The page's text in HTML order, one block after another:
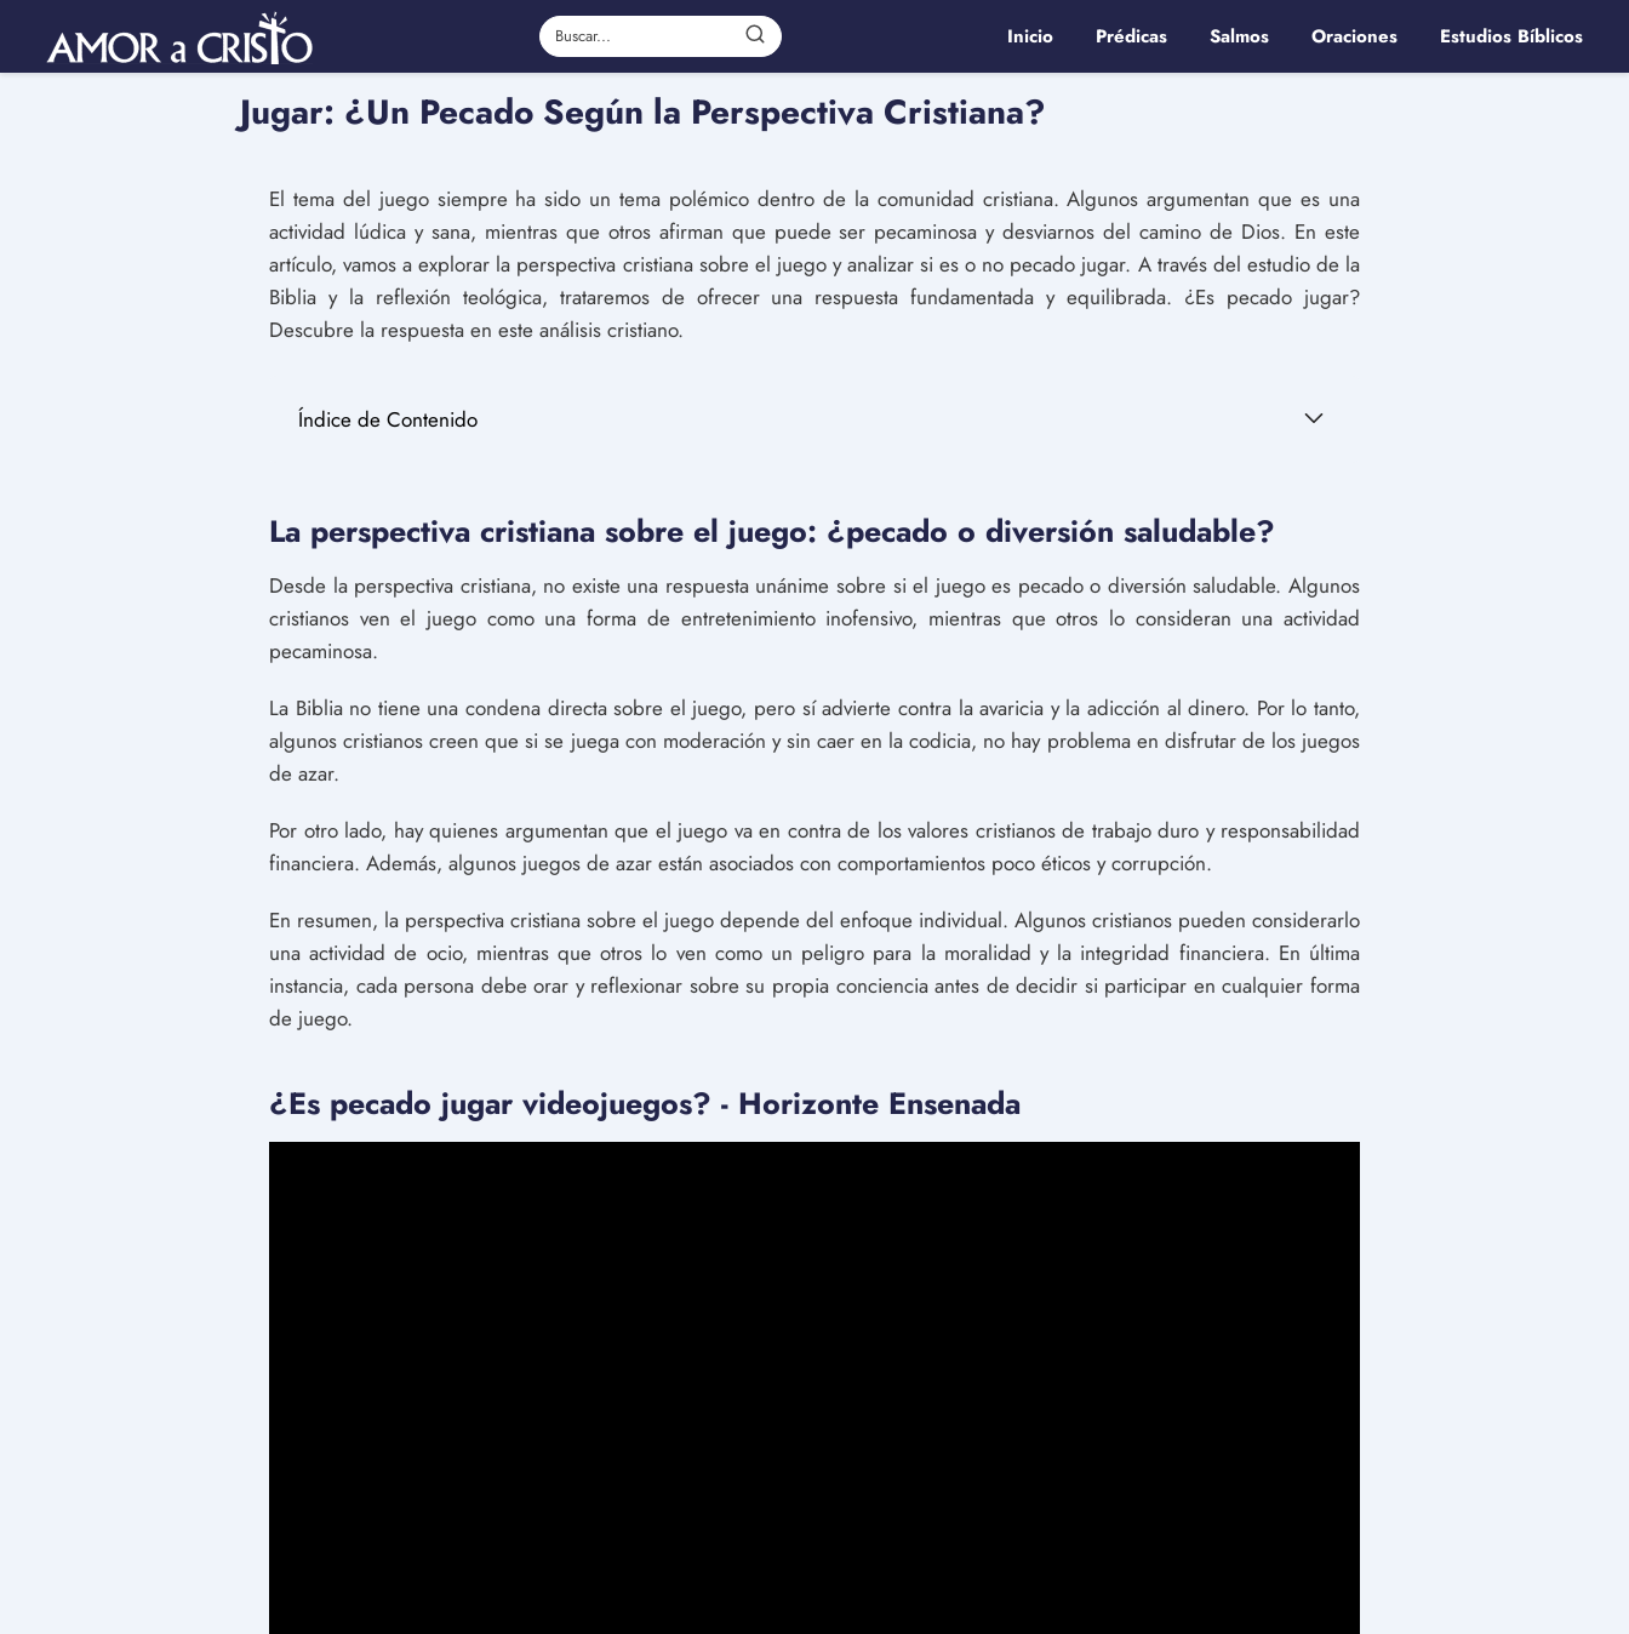
Inicio Prédicas Salmos Oraciones Estudios Bíblicos
Jugar: ¿Un Pecado Según la Perspectiva Cristiana?
El tema del juego siempre ha sido un tema polémico dentro de la comunidad cristiana. Algunos argumentan que es una
actividad lúdica y sana, mientras que otros afirman que puede ser pecaminosa y desviarnos del camino de Dios. En este
artículo, vamos a explorar la perspectiva cristiana sobre el juego y analizar si es o no pecado jugar. A través del estudio de la
Biblia y la reflexión teológica, trataremos de ofrecer una respuesta fundamentada y equilibrada. ¿Es pecado jugar?
Descubre la respuesta en este análisis cristiano.
Índice de Contenido
La perspectiva cristiana sobre el juego: ¿pecado o diversión saludable?
Desde la perspectiva cristiana, no existe una respuesta unánime sobre si el juego es pecado o diversión saludable. Algunos
cristianos ven el juego como una forma de entretenimiento inofensivo, mientras que otros lo consideran una actividad
pecaminosa.
La Biblia no tiene una condena directa sobre el juego, pero sí advierte contra la avaricia y la adicción al dinero. Por lo tanto,
algunos cristianos creen que si se juega con moderación y sin caer en la codicia, no hay problema en disfrutar de los juegos
de azar.
Por otro lado, hay quienes argumentan que el juego va en contra de los valores cristianos de trabajo duro y responsabilidad
financiera. Además, algunos juegos de azar están asociados con comportamientos poco éticos y corrupción.
En resumen, la perspectiva cristiana sobre el juego depende del enfoque individual. Algunos cristianos pueden considerarlo
una actividad de ocio, mientras que otros lo ven como un peligro para la moralidad y la integridad financiera. En última
instancia, cada persona debe orar y reflexionar sobre su propia conciencia antes de decidir si participar en cualquier forma
de juego.
¿Es pecado jugar videojuegos? - Horizonte Ensenada